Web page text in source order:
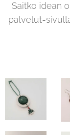
Saitko idean
palvelut-